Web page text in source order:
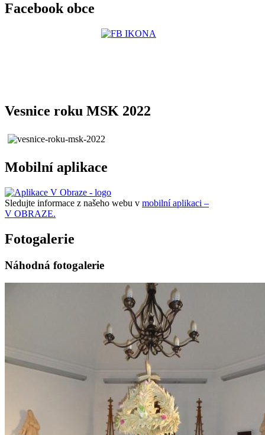
Facebook obce
Vesnice roku MSK 2022
Mobilní aplikace
Sledujte informace z našeho webu v mobilní aplikaci –
V OBRAZE.
Fotogalerie
Náhodná fotogalerie